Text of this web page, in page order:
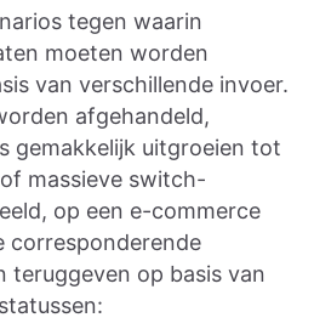
tegen waarin
moeten worden
van verschillende invoer.
afgehandeld,
gemakkelijk uitgroeien tot
massieve switch-
op een e-commerce
corresponderende
teruggeven op basis van